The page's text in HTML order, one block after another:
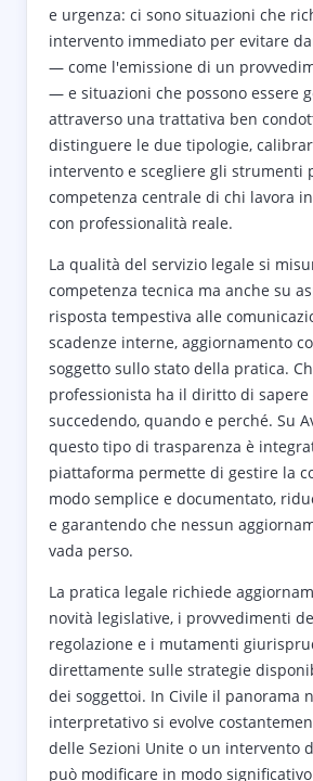
e urgenza: ci sono situazioni che
intervento immediato per evitare
— come l'emissione di un
— e situazioni che possono essere
attraverso una trattativa ben
distinguere le due tipologie,
intervento e scegliere gli strumenti
competenza centrale di chi lavora
con professionalità reale.
La qualità del servizio legale si
competenza tecnica ma anche su
risposta tempestiva alle
scadenze interne, aggiornamento
soggetto sullo stato della pratica.
professionista ha il diritto di sapere
succedendo, quando e perché. Su
questo tipo di trasparenza è
piattaforma permette di gestire la
modo semplice e documentato,
e garantendo che nessun
vada perso.
La pratica legale richiede
novità legislative, i provvedimenti
regolazione e i mutamenti
direttamente sulle strategie
dei soggettoi. In Civile il panorama
interpretativo si evolve
delle Sezioni Unite o un intervento
può modificare in modo